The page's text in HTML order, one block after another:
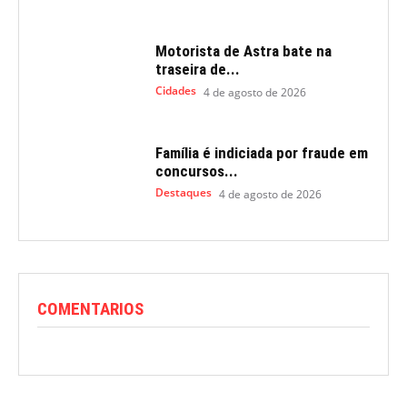
Motorista de Astra bate na
traseira de...
Cidades 4 de agosto de 2026
Família é indiciada por fraude em
concursos...
Destaques 4 de agosto de 2026
COMENTARIOS